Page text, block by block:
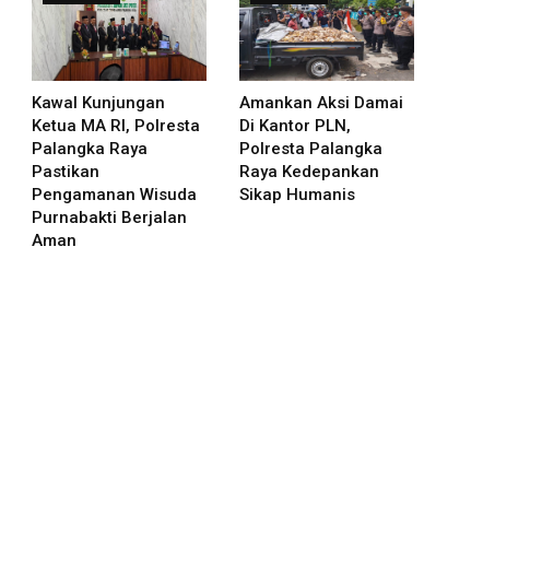
Kawal Kunjungan
Ketua MA RI, Polresta
Palangka Raya
Pastikan
Pengamanan Wisuda
Purnabakti Berjalan
Aman
Amankan Aksi Damai
Di Kantor PLN,
Polresta Palangka
Raya Kedepankan
Sikap Humanis